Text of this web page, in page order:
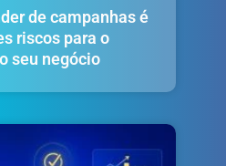
de campanhas é
riscos para o
seu negócio